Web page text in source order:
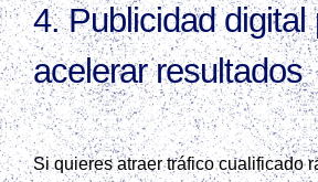
4.Publicidad digital
acelerar resultados
Si quieres atraer tráfico cualificado